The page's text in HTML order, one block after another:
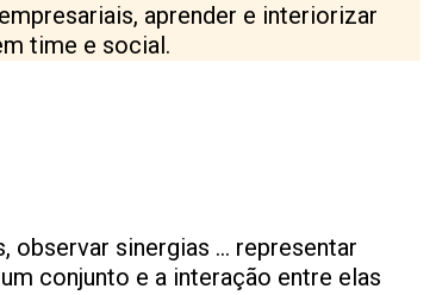
aprender e interiorizar
time e social.
observar sinergias … representar
conjunto e a interação entre elas